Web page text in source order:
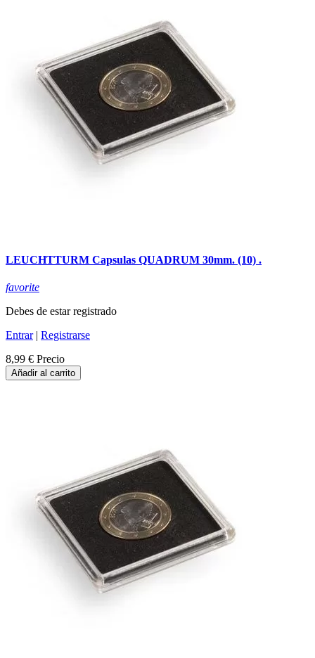
LEUCHTTURM Capsulas QUADRUM 30mm. (10) .
favorite
Debes de estar registrado
Entrar| Registrarse
8,99 € Precio
Añadir al carrito